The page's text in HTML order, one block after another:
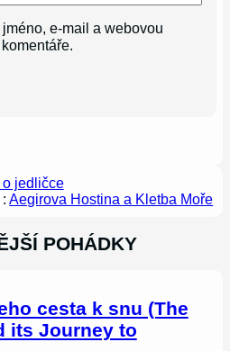
e-mail a webovou
o jedličce
:Aegirova Hostina a Kletba Moře
POHÁDKY
cesta k snu (The
its Journey to